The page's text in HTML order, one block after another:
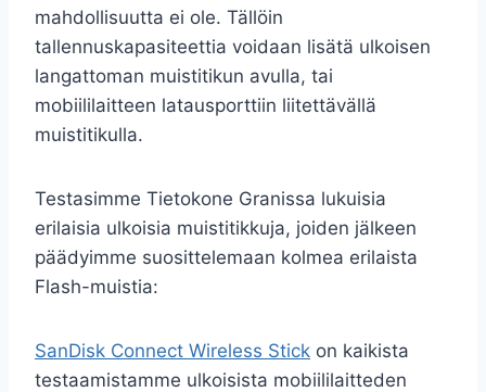
mahdollisuutta ei ole. Tällöin
tallennuskapasiteettia voidaan lisätä ulkoisen
langattoman muistitikun avulla, tai
mobiililaitteen latausporttiin liitettävällä
muistitikulla.
Testasimme Tietokone Granissa lukuisia
erilaisia ulkoisia muistitikkuja, joiden jälkeen
päädyimme suosittelemaan kolmea erilaista
Flash-muistia:
SanDisk Connect Wireless Stick on kaikista
testaamistamme ulkoisista mobiililaitteden